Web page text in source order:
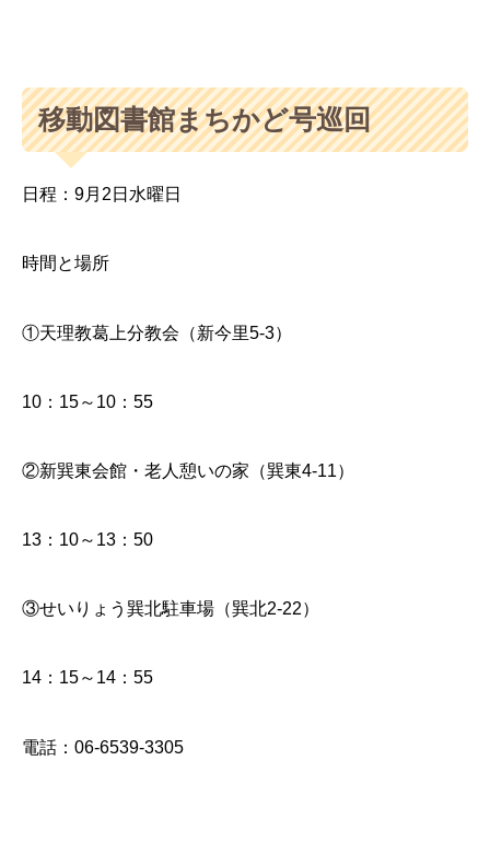
移動図書館まちかど号巡回
日程：9月2日水曜日
時間と場所
①天理教葛上分教会（新今里5-3）
10：15～10：55
②新巽東会館・老人憩いの家（巽東4-11）
13：10～13：50
③せいりょう巽北駐車場（巽北2-22）
14：15～14：55
電話：06-6539-3305